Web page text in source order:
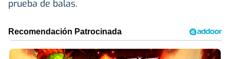
prueba de balas.